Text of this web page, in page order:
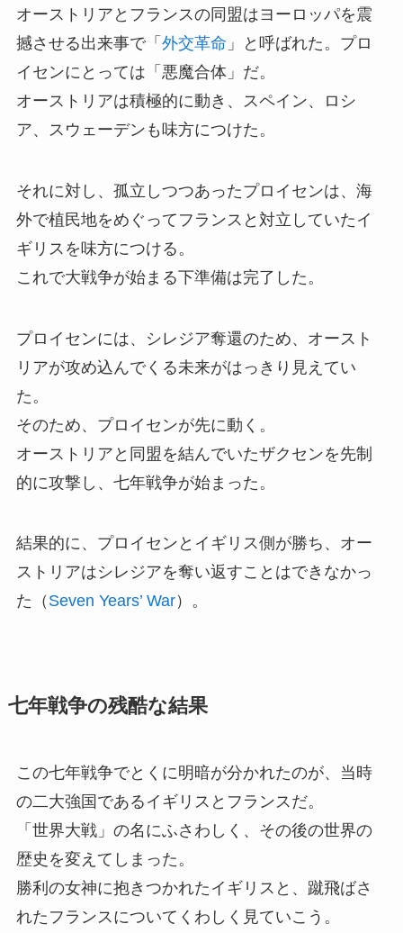
オーストリアとフランスの同盟はヨーロッパを震
撼させる出来事で「 外交革命 」と呼ばれた。プロ
イセンにとっては「悪魔合体」だ。
オーストリアは積極的に動き、スペイン、ロシ
ア、スウェーデンも味方につけた。
それに対し、孤立しつつあったプロイセンは、海
外で植民地をめぐってフランスと対立していたイ
ギリスを味方につける。
これで大戦争が始まる下準備は完了した。
プロイセンには、シレジア奪還のため、オースト
リアが攻め込んでくる未来がはっきり見えてい
た。
そのため、プロイセンが先に動く。
オーストリアと同盟を結んでいたザクセンを先制
的に攻撃し、七年戦争が始まった。
結果的に、プロイセンとイギリス側が勝ち、オー
ストリアはシレジアを奪い返すことはできなかっ
た（ Seven Years’ War）。
七年戦争の残酷な結果
この七年戦争でとくに明暗が分かれたのが、当時
の二大強国であるイギリスとフランスだ。
「世界大戦」の名にふさわしく、その後の世界の
歴史を変えてしまった。
勝利の女神に抱きつかれたイギリスと、蹴飛ばさ
れたフランスについてくわしく見ていこう。